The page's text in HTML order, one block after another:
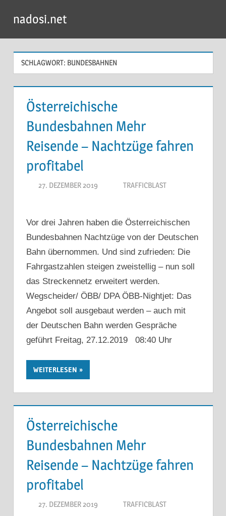
Inhalt
springen
nadosi.net
SCHLAGWORT: BUNDESBAHNEN
Österreichische
Bundesbahnen Mehr
Reisende – Nachtzüge fahren
profitabel
27. DEZEMBER 2019 TRAFFICBLAST
Vor drei Jahren haben die Österreichischen
Bundesbahnen Nachtzüge von der Deutschen
Bahn übernommen. Und sind zufrieden: Die
Fahrgastzahlen steigen zweistellig – nun soll
das Streckennetz erweitert werden.
Wegscheider/ ÖBB/ DPA ÖBB-Nightjet: Das
Angebot soll ausgebaut werden – auch mit
der Deutschen Bahn werden Gespräche
geführt Freitag, 27.12.2019 08:40 Uhr
WEITERLESEN
Österreichische
Bundesbahnen Mehr
Reisende – Nachtzüge fahren
profitabel
27. DEZEMBER 2019 TRAFFICBLAST